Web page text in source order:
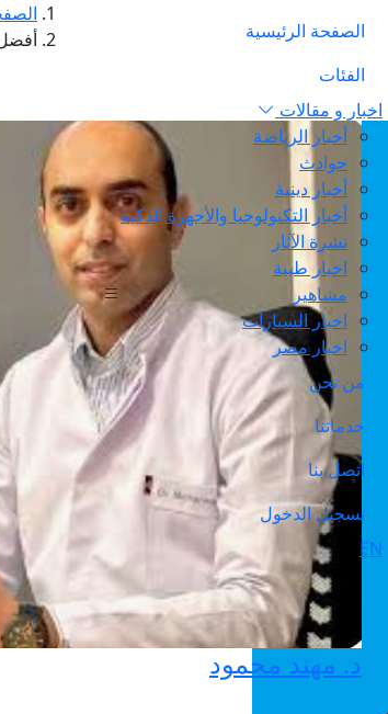
الصفحة الرئيسية
الفئات
اخبار و مقالات
أخبار الرياضة
حوادث
أخبار دينية
أخبار التكنولوجيا والأجهزة الذكية
نشرة الآثار
اخبار طبية
مشاهير
اخبار السيارات
اخبار مصر
من نحن
خدماتنا
اتصل بنا
تسجيل الدخول
EN
د. مهند محمود